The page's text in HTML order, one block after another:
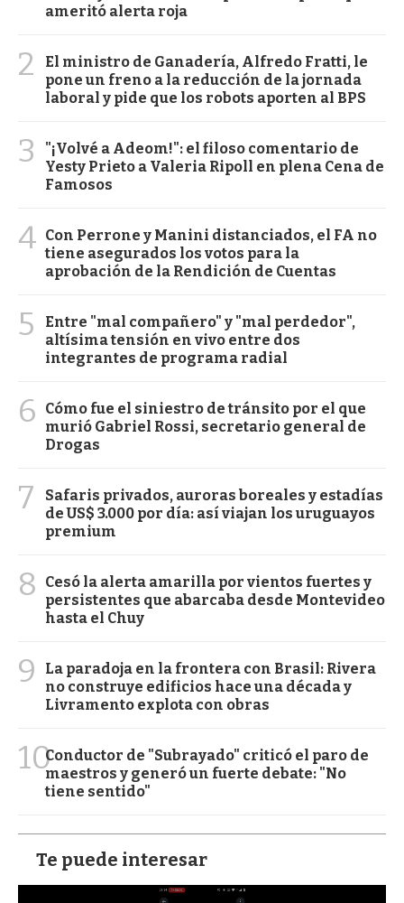
ameritó alerta roja
2
El ministro de Ganadería, Alfredo Fratti, le
pone un freno a la reducción de la jornada
laboral y pide que los robots aporten al BPS
3
"¡Volvé a Adeom!": el filoso comentario de
Yesty Prieto a Valeria Ripoll en plena Cena de
Famosos
4 Con Perrone y Manini distanciados, el FA no
tiene asegurados los votos para la
aprobación de la Rendición de Cuentas
5
Entre "mal compañero" y "mal perdedor",
altísima tensión en vivo entre dos
integrantes de programa radial
6
Cómo fue el siniestro de tránsito por el que
murió Gabriel Rossi, secretario general de
Drogas
7
Safaris privados, auroras boreales y estadías
de US$ 3.000 por día: así viajan los uruguayos
premium
8
Cesó la alerta amarilla por vientos fuertes y
persistentes que abarcaba desde Montevideo
hasta el Chuy
9
La paradoja en la frontera con Brasil: Rivera
no construye edificios hace una década y
Livramento explota con obras
10Conductor de "Subrayado" criticó el paro de
maestros y generó un fuerte debate: "No
tiene sentido"
Te puede interesar